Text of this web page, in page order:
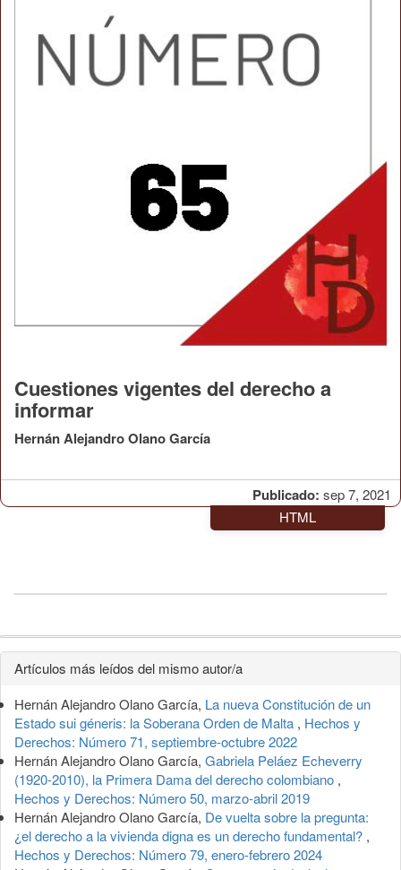
Publicado: sep 7, 2021
Cuestiones vigentes del derecho a
informar
Hernán Alejandro Olano García
HTML
Detalles
del
artículo
Artículos más leídos del mismo autor/a
Hernán Alejandro Olano García, La nueva Constitución de un
Estado sui géneris: la Soberana Orden de Malta , Hechos y
Derechos: Número 71, septiembre-octubre 2022
Hernán Alejandro Olano García, Gabriela Peláez Echeverry
(1920-2010), la Primera Dama del derecho colombiano ,
Hechos y Derechos: Número 50, marzo-abril 2019
Hernán Alejandro Olano García, De vuelta sobre la pregunta:
¿el derecho a la vivienda digna es un derecho fundamental? ,
Hechos y Derechos: Número 79, enero-febrero 2024